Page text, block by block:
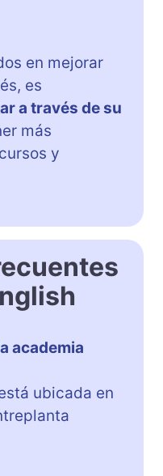
en mejorar
es
a través de su
más
y
academia
ubicada en